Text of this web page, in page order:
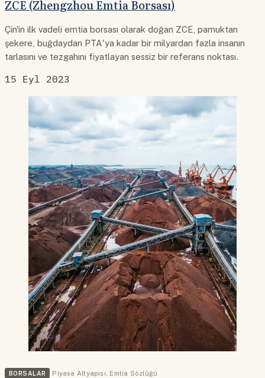
ZCE (Zhengzhou Emtia Borsası)
Çin'in ilk vadeli emtia borsası olarak doğan ZCE, pamuktan
şekere, buğdaydan PTA'ya kadar bir milyardan fazla insanın
tarlasını ve tezgahını fiyatlayan sessiz bir referans noktası.
15 Eyl 2023
BORSALAR Piyasa Altyapısı Emtia Sözlüğü